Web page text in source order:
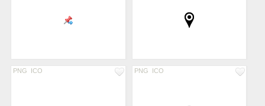
PNG ICO PNG ICO